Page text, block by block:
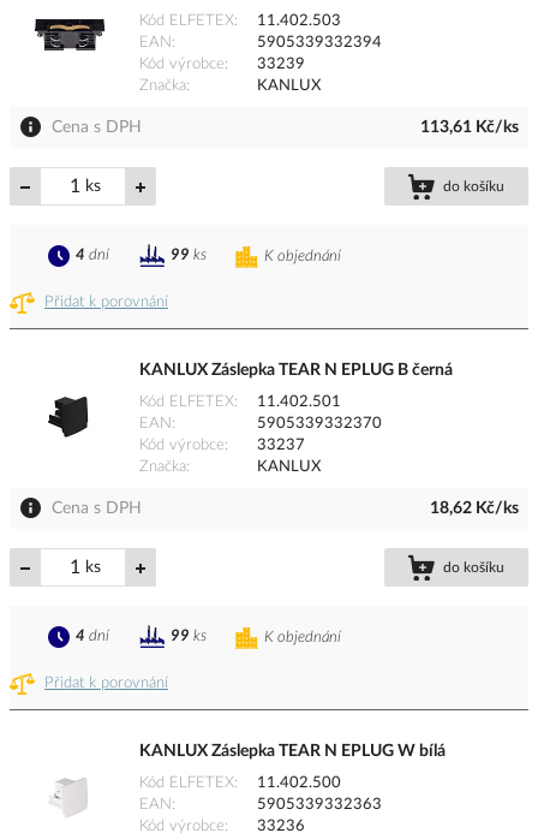
Kód ELFETEX
11.402.503
EAN
5905339332394
Kód výrobce
33239
Značka
KANLUX
Cena s DPH 113,61 Kč/ks
ks do košíku
Přidat k porovnání
K objednání
4 dní 99 ks
KANLUX Záslepka TEAR N EPLUG B černá
Kód ELFETEX
11.402.501
EAN
5905339332370
Kód výrobce
33237
Značka
KANLUX
Cena s DPH 18,62 Kč/ks
ks do košíku
Přidat k porovnání
K objednání
4 dní 99 ks
KANLUX Záslepka TEAR N EPLUG W bílá
Kód ELFETEX
11.402.500
EAN
5905339332363
Kód výrobce
33236